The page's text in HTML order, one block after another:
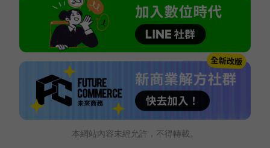
本網站內容未經允許，不得轉載。